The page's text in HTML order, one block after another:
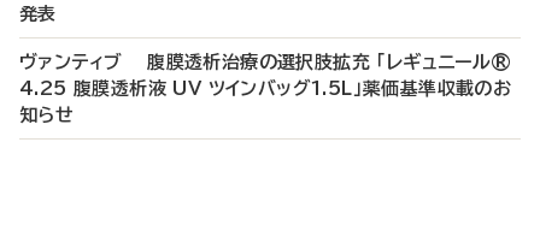
発表
ヴァンティブ 腹膜透析治療の選択肢拡充 「レギュニール®
4.25 腹膜透析液 UV ツインバッグ1.5L」薬価基準収載のお
知らせ